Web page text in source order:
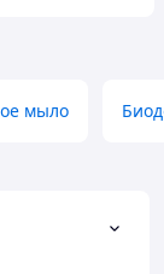
мыло